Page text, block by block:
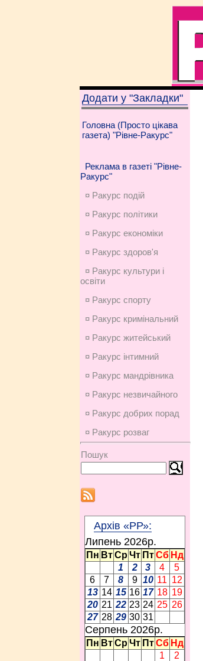
Додати у "Закладки"
Головна (Просто цікава
газета) "Рівне-Ракурс"
Реклама в газеті "Рівне-
Ракурс"
¤ Ракурс подій
¤ Ракурс політики
¤ Ракурс економiки
¤ Ракурс здоров'я
¤ Ракурс культури і
освіти
¤ Ракурс спорту
¤ Ракурс кримінальний
¤ Ракурс житейський
¤ Ракурс інтимний
¤ Ракурс мандрівника
¤ Ракурс незвичайного
¤ Ракурс добрих порад
¤ Ракурс розваг
Пошук
Архів «РР»:
Липень 2026p.
Пн Вт Ср Чт Пт Сб Нд
1
2 3 4
5
6
7 8 9 10 11 12
13 14 15 16 17 18 19
20 21 22 23 24 25 26
27 28 29 30 31
Серпень 2026p.
Пн Вт Ср Чт Пт Сб Нд
1
2